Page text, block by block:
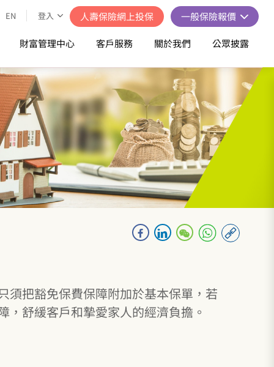
EN 登入 人壽保險網上投保 一般保險報價
財富管理中心 客戶服務 關於我們 公眾披露
須把豁免保費保障附加於基本保單，若
舒緩客戶和摯愛家人的經濟負擔。